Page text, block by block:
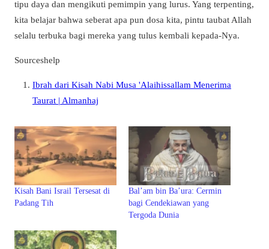
tipu daya dan mengikuti pemimpin yang lurus. Yang terpenting,
kita belajar bahwa seberat apa pun dosa kita, pintu taubat Allah
selalu terbuka bagi mereka yang tulus kembali kepada-Nya.
Sourceshelp
Ibrah dari Kisah Nabi Musa 'Alaihissallam Menerima
Taurat | Almanhaj
Kisah Bani Israil Tersesat di
Padang Tih
Bal’am bin Ba’ura: Cermin
bagi Cendekiawan yang
Tergoda Dunia